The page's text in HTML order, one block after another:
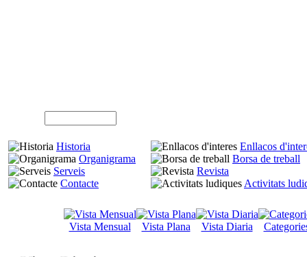
Historia
Organigrama
Serveis
Contacte
Enllacos
Borsa de treball
Revista
Activitats
Vista Mensual Vista Plana Vista Diaria